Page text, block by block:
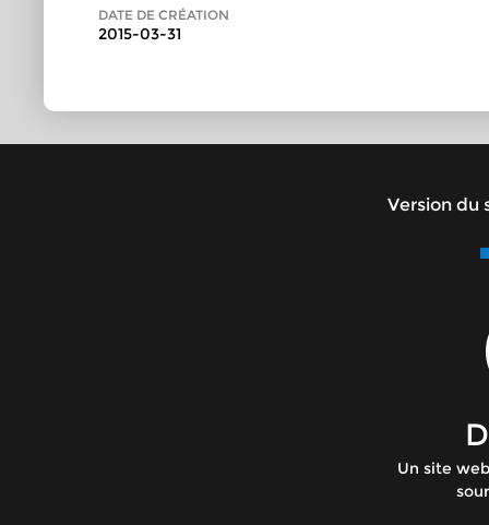
DATE DE CRÉATION
2015-03-31
Version du
Un site